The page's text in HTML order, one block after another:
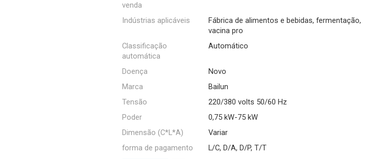
venda
Indústrias aplicáveis
Fábrica de alimentos e bebidas, fermentação,
vacina pro
Classificação
automática
Automático
Doença
Novo
Marca
Bailun
Tensão
220/380 volts 50/60 Hz
Poder
0,75 kW-75 kW
Dimensão (C*L*A)
Variar
forma de pagamento
L/C, D/A, D/P, T/T